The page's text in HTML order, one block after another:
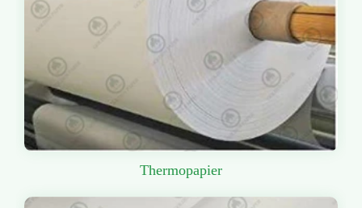
Thermopapier